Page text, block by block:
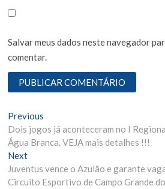
Salvar meus dados neste navegador
comentar.
N
a
v
e
Previous
r
e
i
o
Dois jogos já aconteceram no I
Água Branca. VEJA mais detalhes !!!
Next
e
x
Juventus vence o Azulão e garante
Circuito Esportivo de Campo Grande